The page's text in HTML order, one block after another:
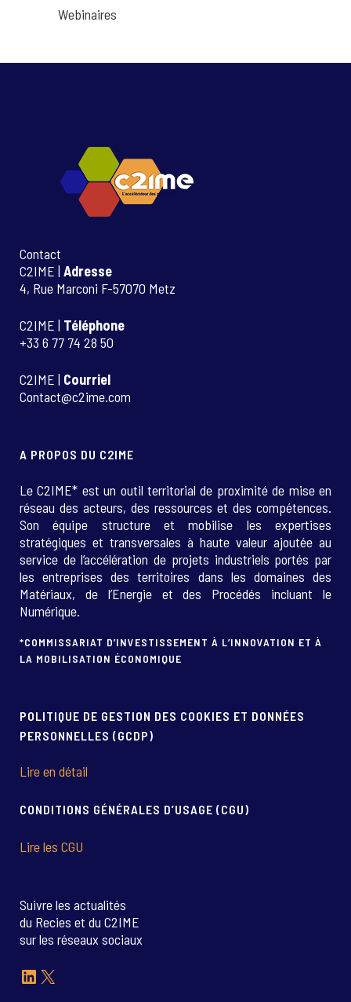
Webinaires
Contact
C2IME | Adresse
4, Rue Marconi F-57070 Metz
C2IME | Téléphone
+33 6 77 74 28 50
C2IME | Courriel
Contact@c2ime.com
A PROPOS DU C2IME
Le C2IME* est un outil territorial de proximité de mise en
réseau des acteurs, des ressources et des compétences.
Son équipe structure et mobilise les expertises
stratégiques et transversales à haute valeur ajoutée au
service de l’accélération de projets industriels portés par
les entreprises des territoires dans les domaines des
Matériaux, de l’Energie et des Procédés incluant le
Numérique.
*COMMISSARIAT D’INVESTISSEMENT À L’INNOVATION ET À
LA MOBILISATION ÉCONOMIQUE
POLITIQUE DE GESTION DES COOKIES ET DONNÉES
PERSONNELLES (GCDP)
Lire en détail
CONDITIONS GÉNÉRALES D’USAGE (CGU)
Lire les CGU
Suivre les actualités
du Recies et du C2IME
sur les réseaux sociaux
LinkedIn
X